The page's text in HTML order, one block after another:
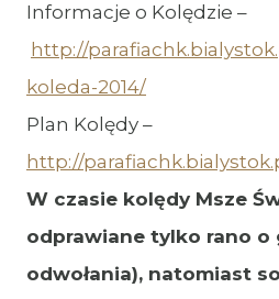
Informacje o Kolędzie –
http://
koleda-2014/
Plan Kolędy –
http://
W czasie kolędy Msze
odprawiane tylko rano o
odwołania), natomiast